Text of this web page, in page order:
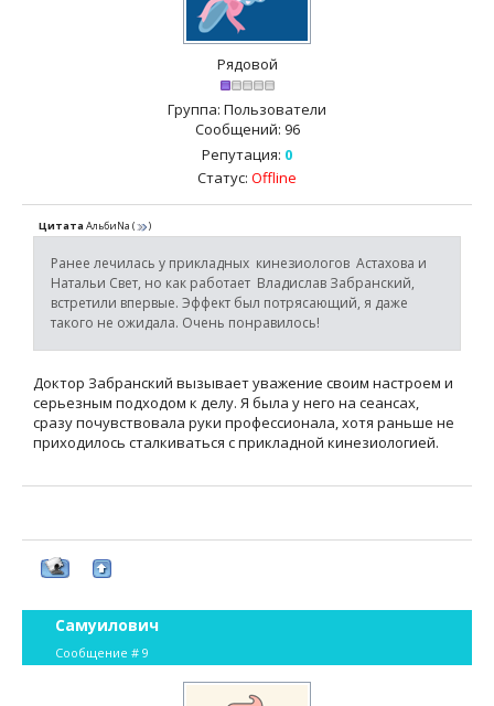
Рядовой
Группа: Пользователи
Сообщений: 96
Репутация: 0
Статус: Offline
ЦитатаАльбиNа ( )
Ранее лечилась у прикладных кинезиологов Астахова и
Натальи Свет, но как работает Владислав Забранский,
встретили впервые. Эффект был потрясающий, я даже
такого не ожидала. Очень понравилось!
Доктор Забранский вызывает уважение своим настроем и
серьезным подходом к делу. Я была у него на сеансах,
сразу почувствовала руки профессионала, хотя раньше не
приходилось сталкиваться с прикладной кинезиологией.
Самуилович
Сообщение # 9